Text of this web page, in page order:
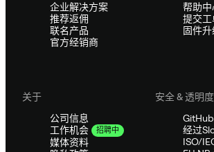
企业解决方案
推荐返佣
联名产品
官方经销商
帮助中
提交工
固件升
关于
公司信息
工作机会
招聘中
媒体资料
安全 & 透明度
经过
ISO/